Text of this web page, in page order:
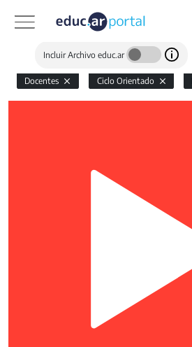
Incluir Archivo educ.ar
Docentes Ciclo Orientado